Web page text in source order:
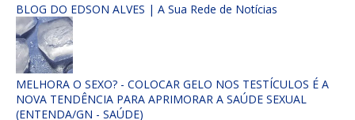
BLOG DO EDSON ALVES | A Sua Rede de Notícias
MELHORA O SEXO? - COLOCAR GELO NOS TESTÍCULOS É A
NOVA TENDÊNCIA PARA APRIMORAR A SAÚDE SEXUAL
(ENTENDA/GN - SAÚDE)